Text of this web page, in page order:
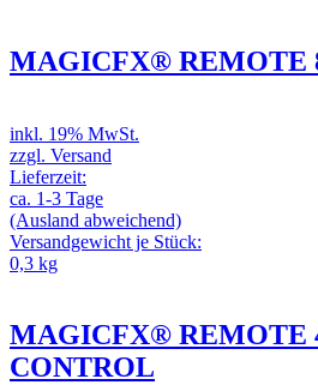
MAGICFX® REMOTE
inkl. 19% MwSt.
zzgl. Versand
Lieferzeit:
ca. 1-3 Tage
(Ausland abweichend)
Versandgewicht je Stück:
0,3 kg
MAGICFX® REMOTE
CONTROL